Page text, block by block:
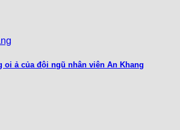
oi ả của đội ngũ nhân viên An Khang